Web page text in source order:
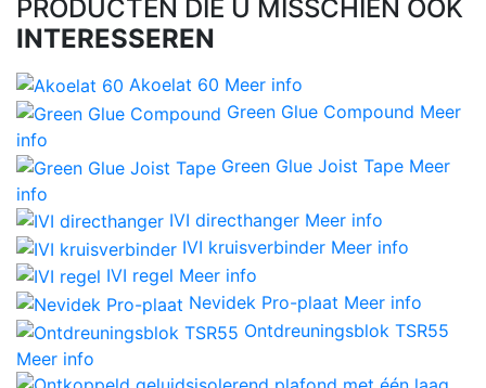
PRODUCTEN DIE U MISSCHIEN OOK
INTERESSEREN
Akoelat 60 Meer info
Green Glue Compound Meer
info
Green Glue Joist Tape Meer
info
IVI directhanger Meer info
IVI kruisverbinder Meer info
IVI regel Meer info
Nevidek Pro-plaat Meer info
Ontdreuningsblok TSR55
Meer info